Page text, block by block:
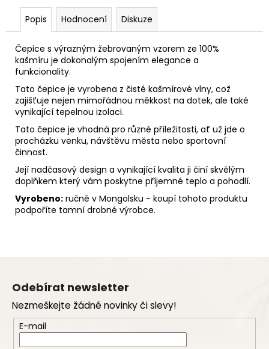
Popis Hodnocení Diskuze
Čepice s výrazným žebrovaným vzorem ze 100%
kašmíru je dokonalým spojením elegance a
funkcionality.
Tato čepice je vyrobena z čisté kašmírové vlny, což
zajišťuje nejen mimořádnou měkkost na dotek, ale také
vynikající tepelnou izolaci.
Tato čepice je vhodná pro různé příležitosti, ať už jde o
procházku venku, návštěvu města nebo sportovní
činnost.
Její nadčasový design a vynikající kvalita ji činí skvělým
doplňkem který vám poskytne příjemné teplo a pohodlí.
Vyrobeno: ručně v Mongolsku - koupí tohoto produktu
podpoříte tamní drobné výrobce.
Z
Odebírat newsletter
Nezmeškejte žádné novinky či slevy!
E-mail